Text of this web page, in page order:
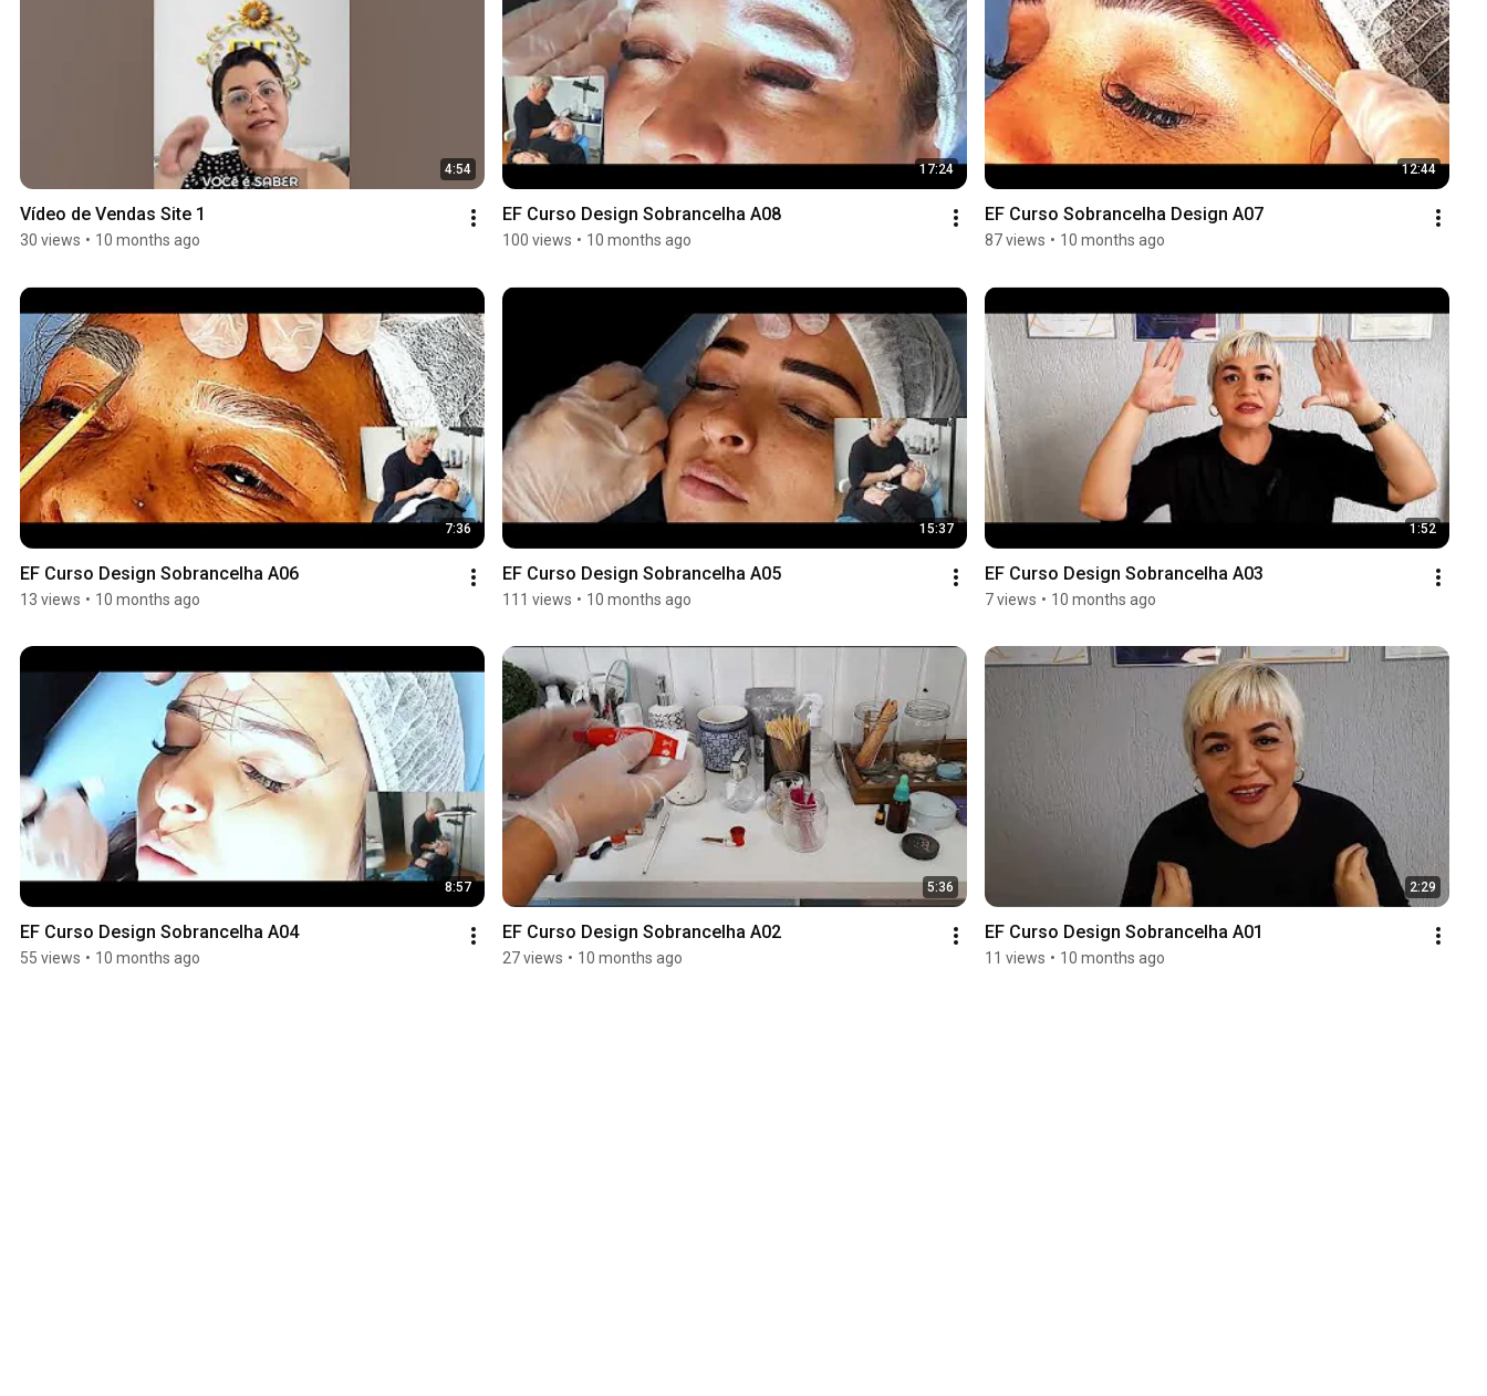
4:54
Vídeo de Vendas Site 1
30 views • 10 months ago
17:24
EF Curso Design Sobrancelha A08
100 views • 10 months ago
12:44
EF Curso Sobrancelha Design A07
87 views • 10 months ago
7:36
EF Curso Design Sobrancelha A06
13 views • 10 months ago
15:37
EF Curso Design Sobrancelha A05
111 views • 10 months ago
1:52
EF Curso Design Sobrancelha A03
7 views • 10 months ago
8:57
EF Curso Design Sobrancelha A04
55 views • 10 months ago
5:36
EF Curso Design Sobrancelha A02
27 views • 10 months ago
2:29
EF Curso Design Sobrancelha A01
11 views • 10 months ago